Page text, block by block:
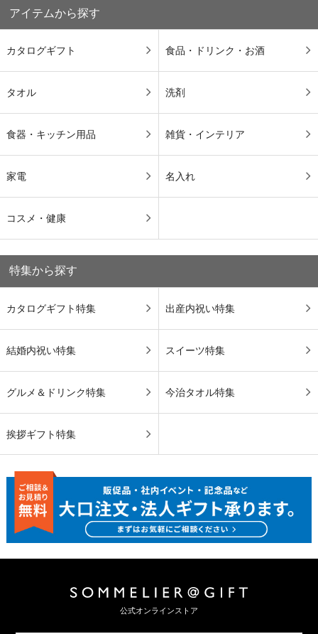
アイテムから探す
カタログギフト 食品・ドリンク・お酒
タオル 洗剤
食器・キッチン用品 雑貨・インテリア
家電 名入れ
コスメ・健康
特集から探す
カタログギフト特集 出産内祝い特集
結婚内祝い特集 スイーツ特集
グルメ＆ドリンク特集 今治タオル特集
挨拶ギフト特集
公式オンラインストア